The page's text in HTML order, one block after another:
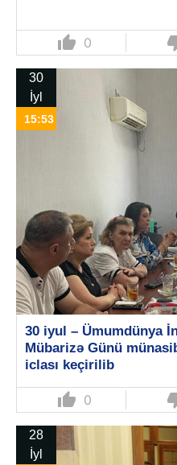
thumb_up 0
30
İyl
15:53
30 iyul – Ümumdünya
Mübarizə Günü
iclası keçirilib
thumb_up 0
28
İyl